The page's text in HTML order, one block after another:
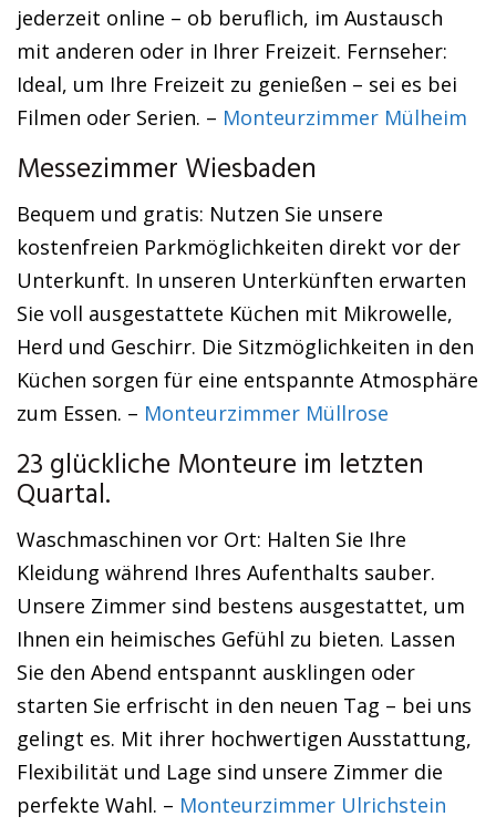
jederzeit online – ob beruflich, im Austausch
mit anderen oder in Ihrer Freizeit. Fernseher:
Ideal, um Ihre Freizeit zu genießen – sei es bei
Filmen oder Serien. – Monteurzimmer Mülheim
Messezimmer Wiesbaden
Bequem und gratis: Nutzen Sie unsere
kostenfreien Parkmöglichkeiten direkt vor der
Unterkunft. In unseren Unterkünften erwarten
Sie voll ausgestattete Küchen mit Mikrowelle,
Herd und Geschirr. Die Sitzmöglichkeiten in den
Küchen sorgen für eine entspannte Atmosphäre
zum Essen. – Monteurzimmer Müllrose
23 glückliche Monteure im letzten
Quartal.
Waschmaschinen vor Ort: Halten Sie Ihre
Kleidung während Ihres Aufenthalts sauber.
Unsere Zimmer sind bestens ausgestattet, um
Ihnen ein heimisches Gefühl zu bieten. Lassen
Sie den Abend entspannt ausklingen oder
starten Sie erfrischt in den neuen Tag – bei uns
gelingt es. Mit ihrer hochwertigen Ausstattung,
Flexibilität und Lage sind unsere Zimmer die
perfekte Wahl. – Monteurzimmer Ulrichstein